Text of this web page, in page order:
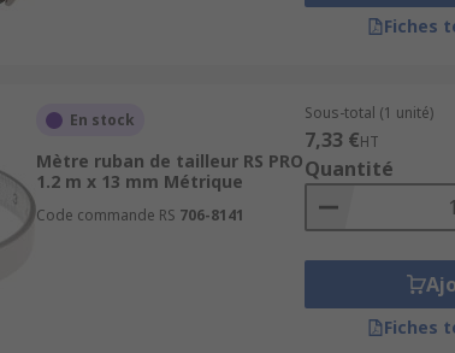
Fiches
En stock
Mètre ruban de tailleur RS PRO
1.2 m x 13 mm Métrique
Code commande RS 706-8141
Sous-total (1 unité)
7,33 €HT
Quantité
Fiches